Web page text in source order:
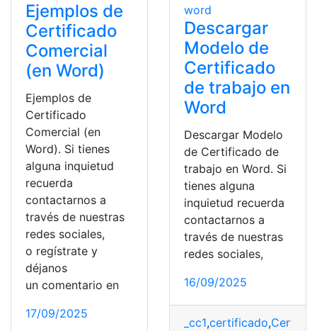
Ejemplos de
Certificado
Comercial
(en Word)
Ejemplos de
Certificado
Comercial (en
Word). Si tienes
alguna inquietud
recuerda
contactarnos a
través de nuestras
redes sociales,
o regístrate y
déjanos
un comentario en
17/09/2025
Descargar
Modelo de
Certificado
de trabajo en
Word
Descargar Modelo
de Certificado de
trabajo en Word. Si
tienes alguna
inquietud recuerda
contactarnos a
través de nuestras
redes sociales,
16/09/2025
_cc1,certificado,